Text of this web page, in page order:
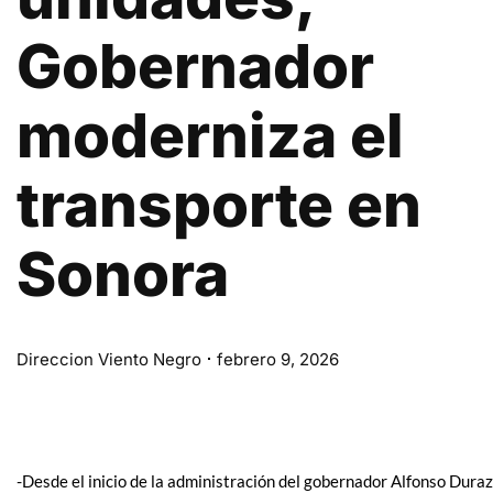
Gobernador
moderniza el
transporte en
Sonora
Direccion Viento Negro febrero 9, 2026
-Desde el inicio de la administración del gobernador Alfonso